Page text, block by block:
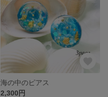
海の中のピアス
2,300円